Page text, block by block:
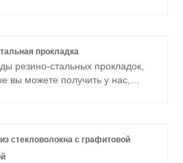
прокладка
резино-стальных прокладок,
вы можете получить у нас,
стекловолокна с графитовой